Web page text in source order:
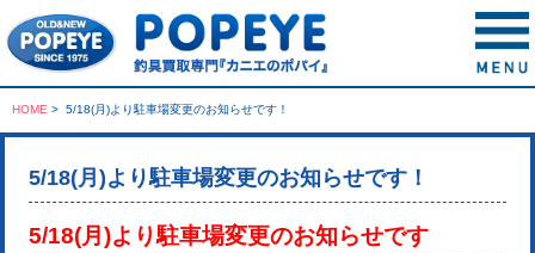
HOME > 5/18(月)より駐車場変更のお知らせです！
5/18(月)より駐車場変更のお知らせです！
5/18(月)より駐車場変更のお知らせです